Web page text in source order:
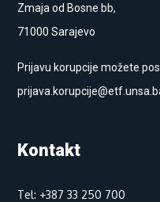
Zmaja od Bosne bb,
71000 Sarajevo
Prijavu korupcije možete
Kontakt
Tel: +387 33 250 700